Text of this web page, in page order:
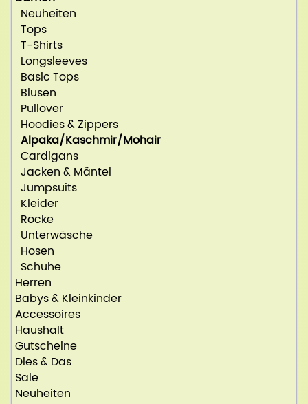
Neuheiten
Tops
T-Shirts
Longsleeves
Basic Tops
Blusen
Pullover
Hoodies & Zippers
Alpaka/Kaschmir/Mohair
Cardigans
Jacken & Mäntel
Jumpsuits
Kleider
Röcke
Unterwäsche
Hosen
Schuhe
Herren
Babys & Kleinkinder
Accessoires
Haushalt
Gutscheine
Dies & Das
Sale
Neuheiten